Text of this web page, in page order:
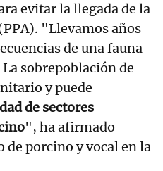
evitar la llegada de la
"Llevamos años
de una fauna
La sobrepoblación de
y puede
de sectores
", ha afirmado
de porcino y vocal en la